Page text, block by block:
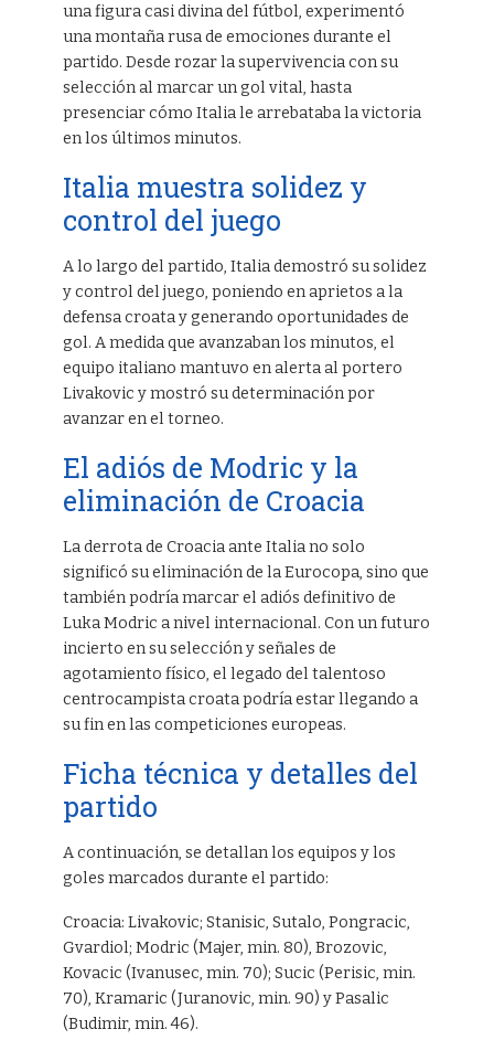
una figura casi divina del fútbol, experimentó
una montaña rusa de emociones durante el
partido. Desde rozar la supervivencia con su
selección al marcar un gol vital, hasta
presenciar cómo Italia le arrebataba la victoria
en los últimos minutos.
Italia muestra solidez y
control del juego
A lo largo del partido, Italia demostró su solidez
y control del juego, poniendo en aprietos a la
defensa croata y generando oportunidades de
gol. A medida que avanzaban los minutos, el
equipo italiano mantuvo en alerta al portero
Livakovic y mostró su determinación por
avanzar en el torneo.
El adiós de Modric y la
eliminación de Croacia
La derrota de Croacia ante Italia no solo
significó su eliminación de la Eurocopa, sino que
también podría marcar el adiós definitivo de
Luka Modric a nivel internacional. Con un futuro
incierto en su selección y señales de
agotamiento físico, el legado del talentoso
centrocampista croata podría estar llegando a
su fin en las competiciones europeas.
Ficha técnica y detalles del
partido
A continuación, se detallan los equipos y los
goles marcados durante el partido:
Croacia: Livakovic; Stanisic, Sutalo, Pongracic,
Gvardiol; Modric (Majer, min. 80), Brozovic,
Kovacic (Ivanusec, min. 70); Sucic (Perisic, min.
70), Kramaric (Juranovic, min. 90) y Pasalic
(Budimir, min. 46).